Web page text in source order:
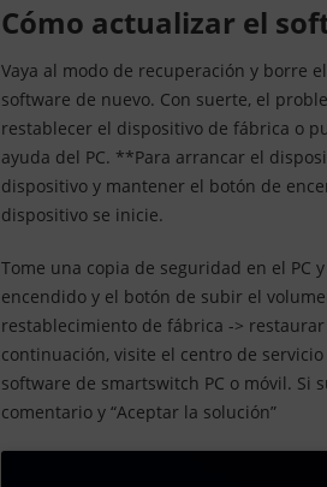
Cómo actualizar el
Vaya al modo de recuperación y borre
software de nuevo. Con suerte, el
restablecer el dispositivo de fábrica o
ayuda del PC. **Para arrancar el
dispositivo y mantener el botón de
dispositivo se inicie.
Tome una copia de seguridad en el PC
encendido y el botón de subir el
restablecimiento de fábrica ->
continuación, visite el centro de
software de smartswitch PC o móvil.
comentario y “Aceptar la solución”